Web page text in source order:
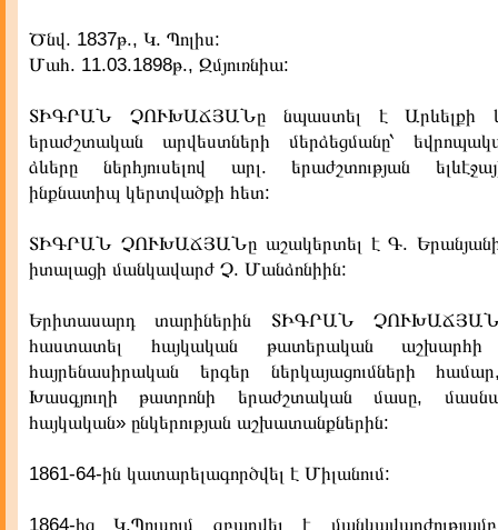
Ծնվ. 1837թ., Կ. Պոլիս:
Մահ. 11.03.1898թ., Զմյուռնիա:
ՏԻԳՐԱՆ ՉՈՒԽԱՃՅԱՆը նպաստել է Արևելքի և
երաժշտական արվեստների մերձեցմանը՝
ձևերը ներհյուսելով արլ. երաժշտության
ինքնատիպ կերտվածքի հետ:
ՏԻԳՐԱՆ ՉՈՒԽԱՃՅԱՆը աշակերտել է Գ.
իտալացի մանկավարժ Չ. Մանձոնիին:
Երիտասարդ տարիներին ՏԻԳՐԱՆ
հաստատել հայկական թատերական
հայրենասիրական երգեր ներկայացումների
Խասգյուղի թատրոնի երաժշտական մասը,
հայկական» ընկերության աշխատանքներին:
1861-64-ին կատարելագործվել է Միլանում:
1864-ից Կ.Պոլսում զբաղվել է